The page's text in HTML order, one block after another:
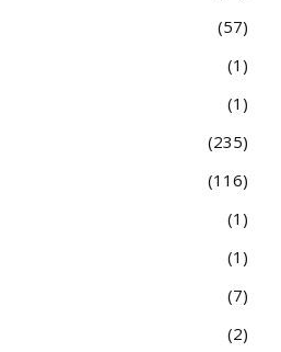
57
1
1
235
116
1
1
7
2